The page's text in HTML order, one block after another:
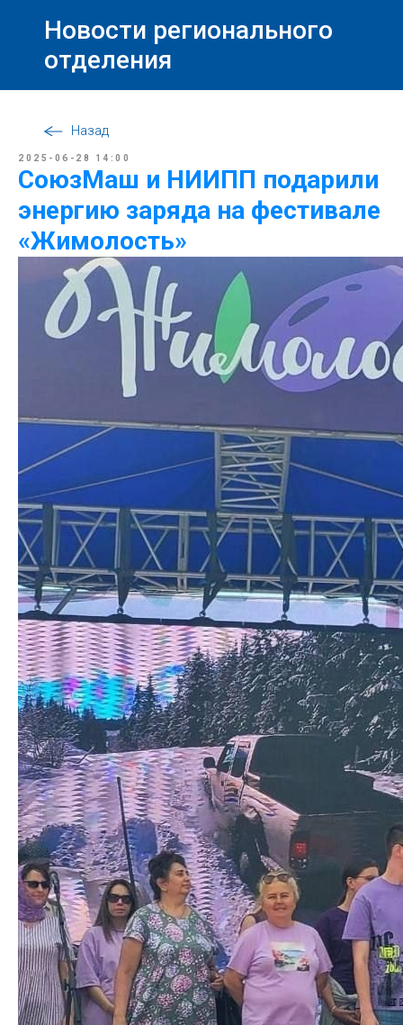
Новости регионального
отделения
Назад
2025-06-28 14:00
СоюзМаш и НИИПП подарили
энергию заряда на фестивале
«Жимолость»